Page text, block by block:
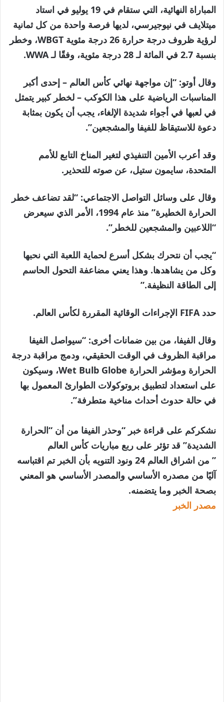
المباراة النهائية، التي ستقام في 19 يوليو في استاد
ميتلايف في نيوجيرسي، لديها فرصة واحدة من كل ثمانية
لرؤية ظروف درجة حرارة 26 درجة مئوية WBGT، وخطر
بنسبة 2.7 في المائة لـ 28 درجة مئوية، وفقًا لـ WWA.
وقال أوتو: “إن مواجهة نهائي كأس العالم – إحدى أكبر
المناسبات الرياضية على هذا الكوكب – لخطر كبير يتمثل
في لعبها في أجواء شديدة الإلغاء، يجب أن يكون بمثابة
دعوة للاستيقاظ للفيفا والمشجعين”.
وقد أعرب الأمين التنفيذي لتغير المناخ التابع للأمم
المتحدة، سايمون ستيل، عن صوته للتحذير.
وقال على وسائل التواصل الاجتماعي: “لقد تضاعف خطر
الحرارة الخطيرة” منذ عام 1994، الأمر الذي سيعرض
“اللاعبين والمشجعين للخطر”.
“يجب أن نتحرك بشكل أسرع لحماية اللعبة التي نحبها
وكل من يشاهدها. وهذا يعني مضاعفة التحول الحاسم
إلى الطاقة النظيفة.”
حدد FIFA الإجراءات الوقائية المقررة لكأس العالم.
وقال الفيفا، من بين ضمانات أخرى: “سيواصل الفيفا
مراقبة الظروف في الوقت الحقيقي، ودمج مراقبة درجة
الحرارة ومؤشر الحرارة Wet Bulb Globe، وسيكون
على استعداد لتطبيق بروتوكولات الطوارئ المعمول بها
في حالة حدوث أحداث مناخية متطرفة”.
نشكركم على قراءة خبر “وحذر الفيفا من أن “الحرارة
الشديدة” قد تؤثر على ربع مباريات كأس العالم
” من اشراق العالم 24 ونود التنويه بأن الخبر تم اقتباسه
آليًا من مصدره الأساسي والمصدر الأساسي هو المعني
بصحة الخبر وما يتضمنه.
مصدر الخبر